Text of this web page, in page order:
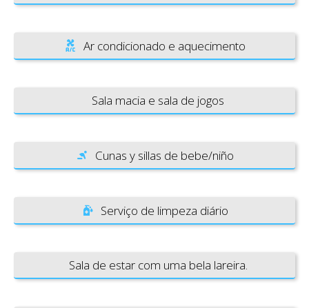
Ar condicionado e aquecimento
Sala macia e sala de jogos
Cunas y sillas de bebe/niño
Serviço de limpeza diário
Sala de estar com uma bela lareira.